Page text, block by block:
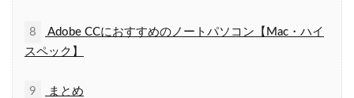
8
Adobe CCにおすすめのノートパソコン【Mac・ハイ
スペック】
9 まとめ